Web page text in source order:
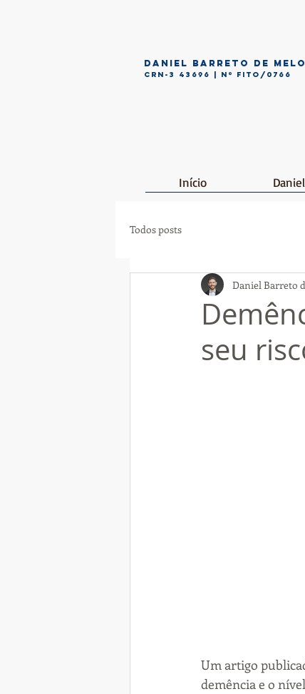
DANIEL BARRETO DE MELO
CRN-3 43696 | Nº FITO/0766
Início
Todos posts
seu
Daniel Barreto
Um artigo
demência e o